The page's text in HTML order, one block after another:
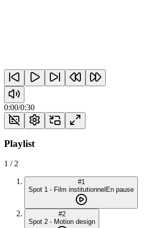
0:00/0:30
Playlist
1 / 2
#1
Spot 1 - Film institutionnel En pause
#2
Spot 2 - Motion design